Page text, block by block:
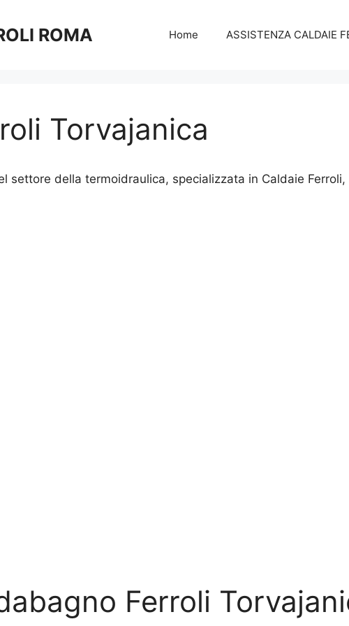
ROMA Home ASSISTENZA CALDAIE
Torvajanica
settore della termoidraulica, specializzata in Caldaie
Ferroli